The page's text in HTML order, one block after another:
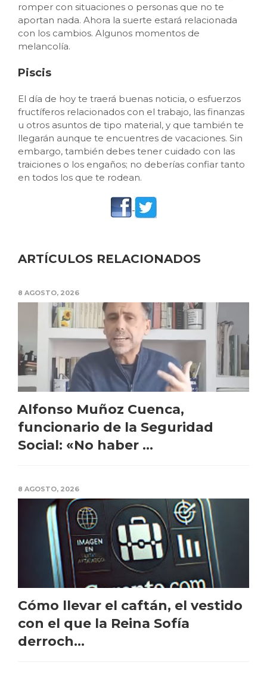
romper con situaciones o personas que no te
aportan nada. Ahora la suerte estará relacionada
con los cambios. Algunos momentos de
melancolía.
Piscis
El día de hoy te traerá buenas noticia, o esfuerzos
fructíferos relacionados con el trabajo, las finanzas
u otros asuntos de tipo material, y que también te
llegarán aunque te encuentres de vacaciones. Sin
embargo, también debes tener cuidado con las
traiciones o los engaños; no deberías confiar tanto
en todos los que te rodean.
ARTÍCULOS RELACIONADOS
8 AGOSTO, 2026
Alfonso Muñoz Cuenca,
funcionario de la Seguridad
Social: «No haber ...
8 AGOSTO, 2026
Cómo llevar el caftán, el vestido
con el que la Reina Sofía
derroch...